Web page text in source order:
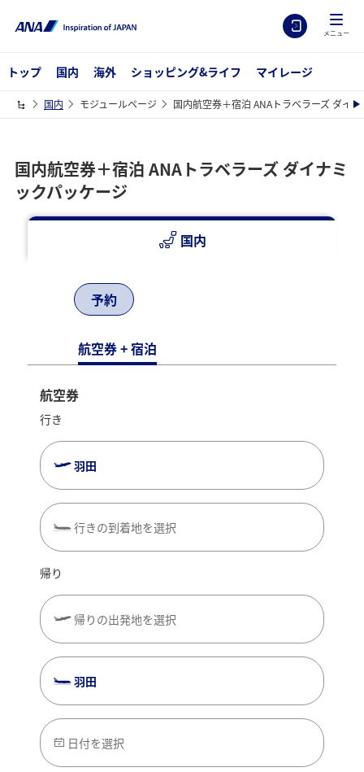
メニュー
トップ 国内 海外 ショッピング&ライフ マイレージ
国内 モジュールページ 国内航空券＋宿泊 ANAトラベラーズ ダイ
国内航空券＋宿泊 ANAトラベラーズ ダイナミ
ックパッケージ
国内
予約
航空券 + 宿泊
航空券
行き
羽田
行きの到着地を選択
帰り
帰りの出発地を選択
羽田
日付を選択